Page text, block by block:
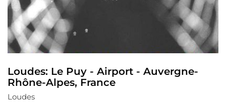
Loudes: Le Puy - Airport - Auvergne-
Rhône-Alpes, France
Loudes